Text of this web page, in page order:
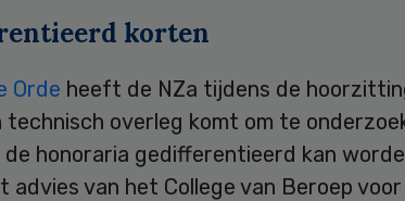
korten
Orde heeft de NZa tijdens de
technisch overleg komt om te
honoraria gedifferentieerd kan
advies van het College van Beroep